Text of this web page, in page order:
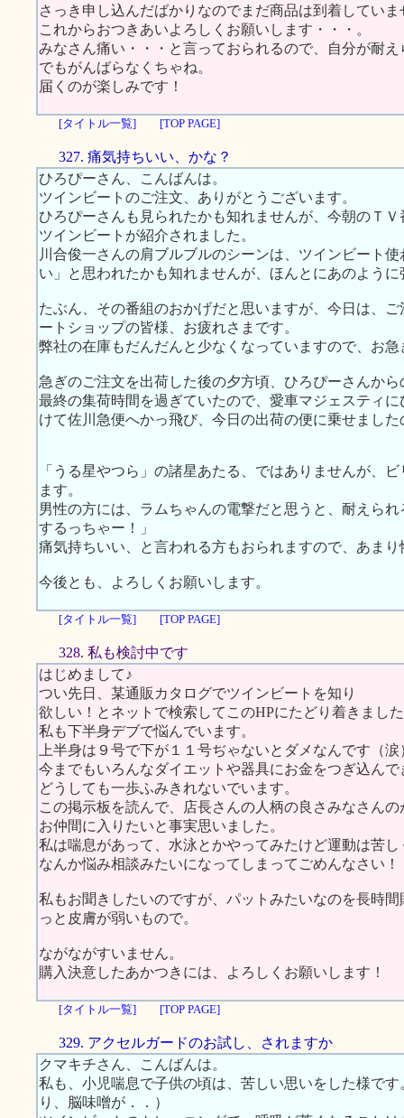
さっき申し込んだばかりなのでまだ商品は到着していま
これからおつきあいよろしくお願いします・・・。
みなさん痛い・・・と言っておられるので、自分が耐
でもがんばらなくちゃね。
届くのが楽しみです！
[タイトル一覧] [TOP PAGE]
327. 痛気持ちいい、かな？
ひろぴーさん、こんばんは。
ツインビートのご注文、ありがとうございます。
ひろぴーさんも見られたかも知れませんが、今朝のＴ
ツインビートが紹介されました。
川合俊一さんの肩ブルブルのシーンは、ツインビート
い」と思われたかも知れませんが、ほんとにあのよう
たぶん、その番組のおかげだと思いますが、今日は、
ートショップの皆様、お疲れさまです。
弊社の在庫もだんだんと少なくなっていますので、お
急ぎのご注文を出荷した後の夕方頃、ひろぴーさんか
最終の集荷時間を過ぎていたので、愛車マジェスティ
けて佐川急便へかっ飛び、今日の出荷の便に乗せまし
「うる星やつら」の諸星あたる、ではありませんが、
ます。
男性の方には、ラムちゃんの電撃だと思うと、耐え
するっちゃー！」
痛気持ちいい、と言われる方もおられますので、あま
今後とも、よろしくお願いします。
[タイトル一覧] [TOP PAGE]
328. 私も検討中です
はじめまして♪
つい先日、某通販カタログでツインビートを知り
欲しい！とネットで検索してこのHPにたどり着きまし
私も下半身デブで悩んでいます。
上半身は９号で下が１１号ぢゃないとダメなんです（涙
今までもいろんなダイエットや器具にお金をつぎ込んで
どうしても一歩ふみきれないでいます。
この掲示板を読んで、店長さんの人柄の良さみなさん
お仲間に入りたいと事実思いました。
私は喘息があって、水泳とかやってみたけど運動は苦
なんか悩み相談みたいになってしまってごめんなさい！
私もお聞きしたいのですが、パットみたいなのを長時
っと皮膚が弱いもので。
ながながすいません。
購入決意したあかつきには、よろしくお願いします！
[タイトル一覧] [TOP PAGE]
329. アクセルガードのお試し、されますか
クマキチさん、こんばんは。
私も、小児喘息で子供の頃は、苦しい思いをした様で
り、脳味噌が．．）